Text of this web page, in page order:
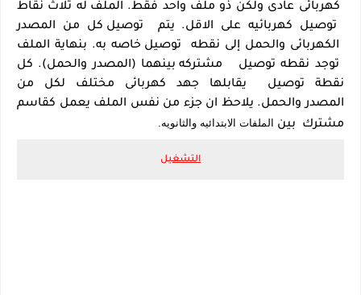
كهربائى عادى ولكن ذو ملف واحد فقط. الملف له ثلاث نقاط
توصيل كهربائيه على الاقل. يتم
توصيل كل من المصدر
الكهربائى والحمل إلى نقطه
توصيل خاصه به. بنهاية الملف
توجد نقطه توصيل
مشتركه بينهما (المصدر والحمل). كل
نقطة توصيل
يقابلها جهد كهربائى مختلف لكل من
المصدر والحمل. يلاحظ ان جزء من نفس الملف يعمل كقاسم
مشترك بين الملفات الابتدائيه والثانويه.
التشغيل